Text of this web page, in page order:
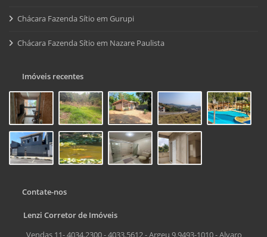
Chácara Fazenda Sítio em Gurupi
Chácara Fazenda Sítio em Nazare Paulista
Imóveis recentes
Contate-nos
Lenzi Corretor de Imóveis